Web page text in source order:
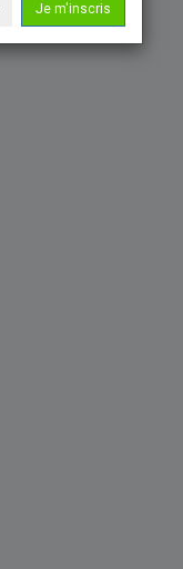
de recherche...
Je m'inscris